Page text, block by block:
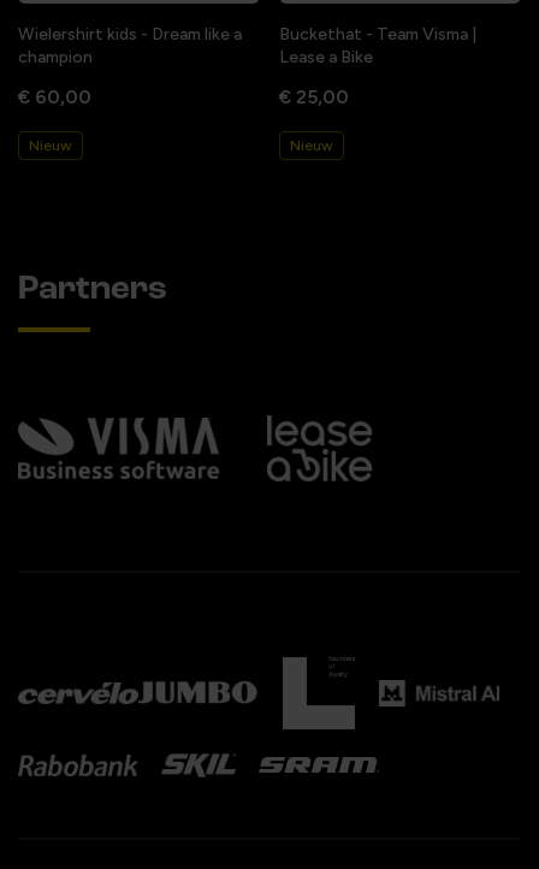
Wielershirt kids - Dream like a
champion
€ 60,00
Nieuw
Buckethat - Team Visma |
Lease a Bike
€ 25,00
Nieuw
Partners